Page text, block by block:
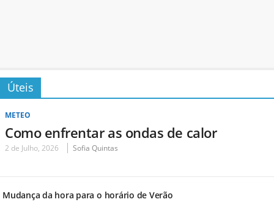
Úteis
METEO
Como enfrentar as ondas de calor
2 de Julho, 2026 Sofia Quintas
Mudança da hora para o horário de Verão